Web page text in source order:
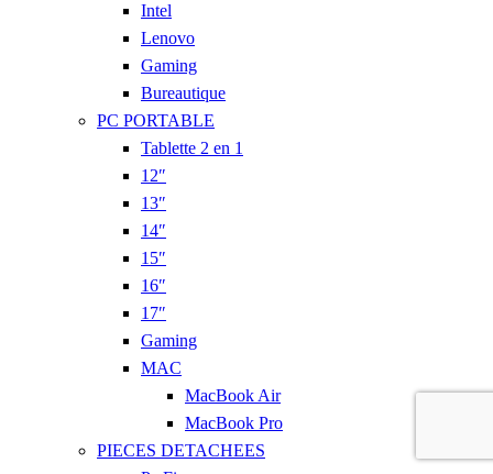
Intel
Lenovo
Gaming
Bureautique
PC PORTABLE
Tablette 2 en 1
12″
13″
14″
15″
16″
17″
Gaming
MAC
MacBook Air
MacBook Pro
PIECES DETACHEES